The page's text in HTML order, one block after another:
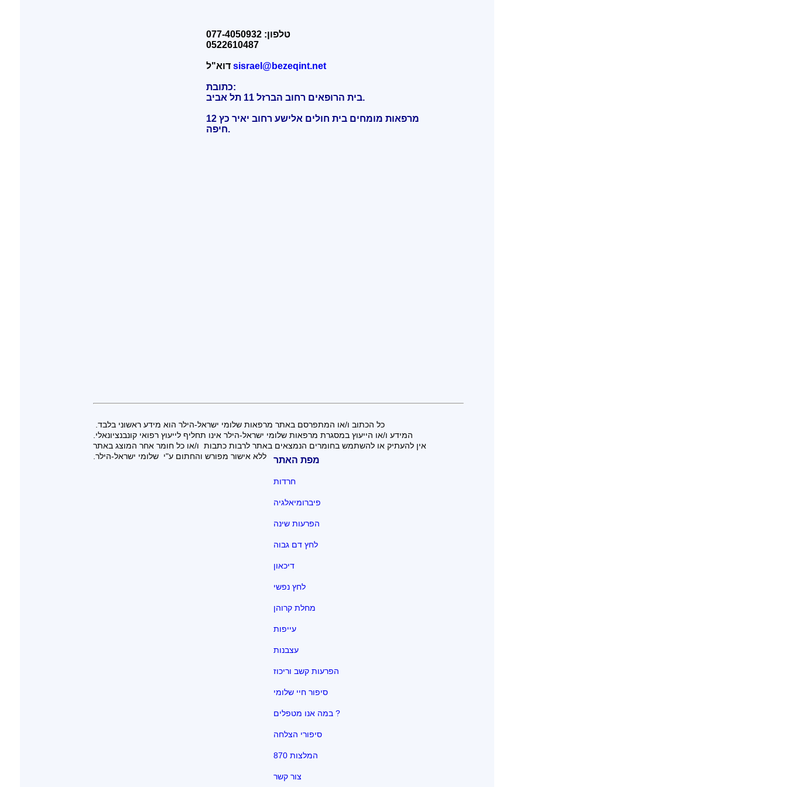
טלפון: 077-4050932
0522610487
דוא"לsisrael@bezeqint.net
כתובת:
בית הרופאים רחוב הברזל 11 תל אביב.
מרפאות מומחים בית חולים אלישע רחוב יאיר כץ 12
חיפה.
כל הכתוב ו/או המתפרסם באתר מרפאות שלומי ישראל-הילר הוא מידע ראשוני בלבד.
המידע ו/או הייעוץ במסגרת מרפאות שלומי ישראל-הילר אינו תחליף לייעוץ רפואי קונבנציונאלי.
אין להעתיק או להשתמש בחומרים הנמצאים באתר לרבות כתבות ו/או כל חומר אחר המוצג באתר
ללא אישור מפורש והחתום ע"י שלומי ישראל-הילר.
מפת האתר
חרדות
פיברומיאלגיה
הפרעות שינה
לחץ דם גבוה
דיכאון
לחץ נפשי
מחלת קרוהן
עייפות
עצבנות
הפרעות קשב וריכוז
סיפור חיי שלומי
במה אנו מטפלים ?
סיפורי הצלחה
870 המלצות
צור קשר